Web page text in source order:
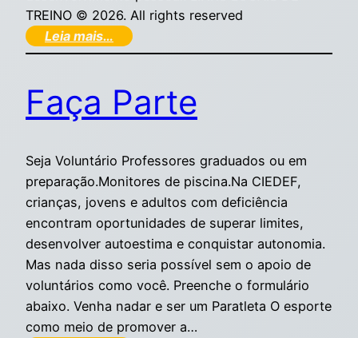
TREINO © 2026. All rights reserved
Leia mais…
Faça Parte
Seja Voluntário Professores graduados ou em
preparação.Monitores de piscina.Na CIEDEF,
crianças, jovens e adultos com deficiência
encontram oportunidades de superar limites,
desenvolver autoestima e conquistar autonomia.
Mas nada disso seria possível sem o apoio de
voluntários como você. Preenche o formulário
abaixo. Venha nadar e ser um Paratleta O esporte
como meio de promover a…